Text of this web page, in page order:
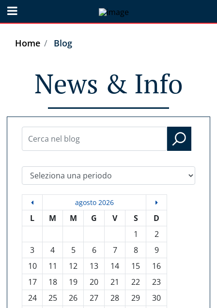
Open menu
Home Blog
News & Info
Seleziona una periodo
agosto 2026
L M M G V S
D
1
2
3
4 5 6 7 8
9
10
11 12 13 14 15
16
17
18 19 20 21 22
23
24
25 26 27 28 29
30